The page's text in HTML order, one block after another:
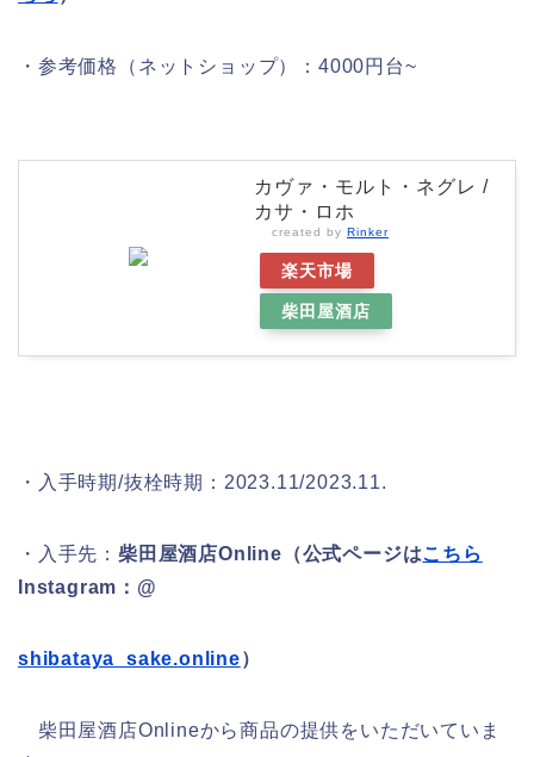
・参考価格（ネットショップ）：4000円台~
カヴァ・モルト・ネグレ /
カサ・ロホ
created by Rinker
楽天市場
柴田屋酒店
・入手時期/抜栓時期：2023.11/2023.11.
・入手先： 柴田屋酒店Online（公式ページはこちら
Instagram：@
shibataya_sake.online）
柴田屋酒店Onlineから商品の提供をいただいていま